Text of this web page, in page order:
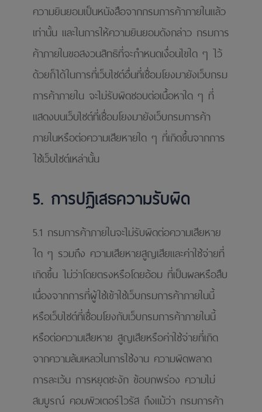
ความยินยอมเป็นหนังสือจากกรมการค้าภายในแล้ว
เท่านั้น และในการให้ความยินยอมดังกล่าว กรมการ
ค้าภายในขอสงวนสิทธิที่จะกําหนดเงื่อนไขใด ๆ ไว้
ด้วยก็ได้ในการที่เว็บไซต์อื่นที่เชื่อมโยงมายังเว็บกรม
การค้าภายใน จะไม่รับผิดชอบต่อเนื้อหาใด ๆ ที่
แสดงบนเว็บไซต์ที่เชื่อมโยงมายังเว็บกรมการค้า
ภายในหรือต่อความเสียหายใด ๆ ที่เกิดขึ้นจากการ
ใช้เว็บไซต์เหล่านั้น
5. การปฏิเสธความรับผิด
5.1 กรมการค้าภายในจะไม่รับผิดต่อความเสียหาย
ใด ๆ รวมถึง ความเสียหายสูญเสียและค่าใช้จ่ายที่
เกิดขึ้น ไม่ว่าโดยตรงหรือโดยอ้อม ที่เป็นผลหรือสืบ
เนื่องจากการที่ผู้ใช้เข้าใช้เว็บกรมการค้าภายในนี้
หรือเว็บไซต์ที่เชื่อมโยงกับเว็บกรมการค้าภายในนี้
หรือต่อความเสียหาย สูญเสียหรือค่าใช้จ่ายที่เกิด
จากความล้มเหลวในการใช้งาน ความผิดพลาด
การละเว้น การหยุดชะงัก ข้อบกพร่อง ความไม่
สมบูรณ์ คอมพิวเตอร์ไวรัส ถึงแม้ว่า กรมการค้า